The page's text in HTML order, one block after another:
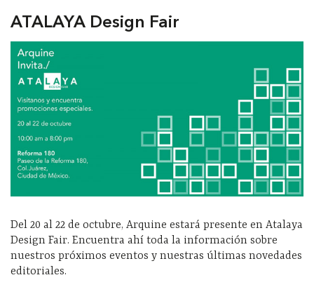
ATALAYA Design Fair
Del 20 al 22 de octubre, Arquine estará presente en Atalaya
Design Fair. Encuentra ahí toda la información sobre
nuestros próximos eventos y nuestras últimas novedades
editoriales.